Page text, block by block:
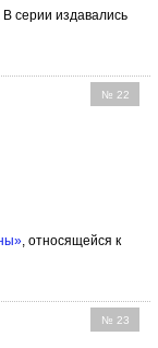
В серии издавались
№ 22
, относящейся к
№ 23